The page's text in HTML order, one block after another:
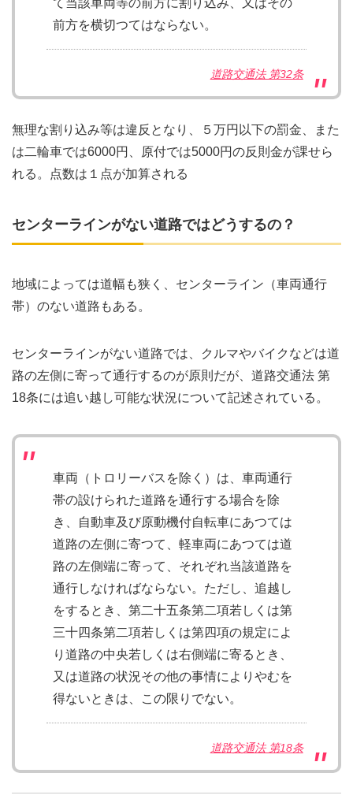
て当該車両等の前方に割り込み、又はその
前方を横切つてはならない。
道路交通法 第32条
無理な割り込み等は違反となり、５万円以下の罰金、また
は二輪車では6000円、原付では5000円の反則金が課せら
れる。点数は１点が加算される
センターラインがない道路ではどうするの？
地域によっては道幅も狭く、センターライン（車両通行
帯）のない道路もある。
センターラインがない道路では、クルマやバイクなどは道
路の左側に寄って通行するのが原則だが、道路交通法 第
18条には追い越し可能な状況について記述されている。
車両（トロリーバスを除く）は、車両通行
帯の設けられた道路を通行する場合を除
き、自動車及び原動機付自転車にあつては
道路の左側に寄つて、軽車両にあつては道
路の左側端に寄って、それぞれ当該道路を
通行しなければならない。ただし、追越し
をするとき、第二十五条第二項若しくは第
三十四条第二項若しくは第四項の規定によ
り道路の中央若しくは右側端に寄るとき、
又は道路の状況その他の事情によりやむを
得ないときは、この限りでない。
道路交通法 第18条